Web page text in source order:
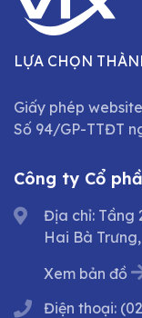
LỰA CHỌN
Giấy phép
Số 94/GP-TTĐT
Công ty Cổ
Địa chỉ: Tầng
Hai Bà
Xem bản đồ
Điện thoại: